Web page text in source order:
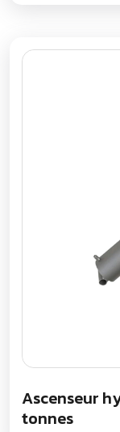
Ascenseur
tonnes